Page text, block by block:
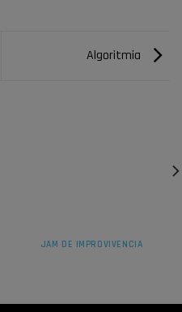
Algoritmia
JAM DE IMPROVIVENCIA